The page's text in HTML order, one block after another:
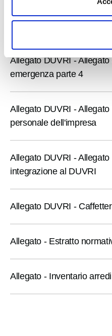
​Allegato DUVRI -
emergenza parte 4
​Allegato DUVRI - Allegato
personale dell'impresa
Allegato DUVRI -
integrazione al DUVRI
​Allegato DUVRI -
​Allegato - Estratto
​Allegato - Inventario